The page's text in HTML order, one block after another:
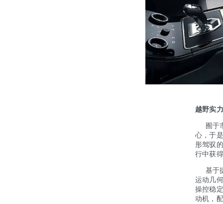
越野实
囿于
心，于
形驾驭
行中获
基于
运动几
操控稳
动机，